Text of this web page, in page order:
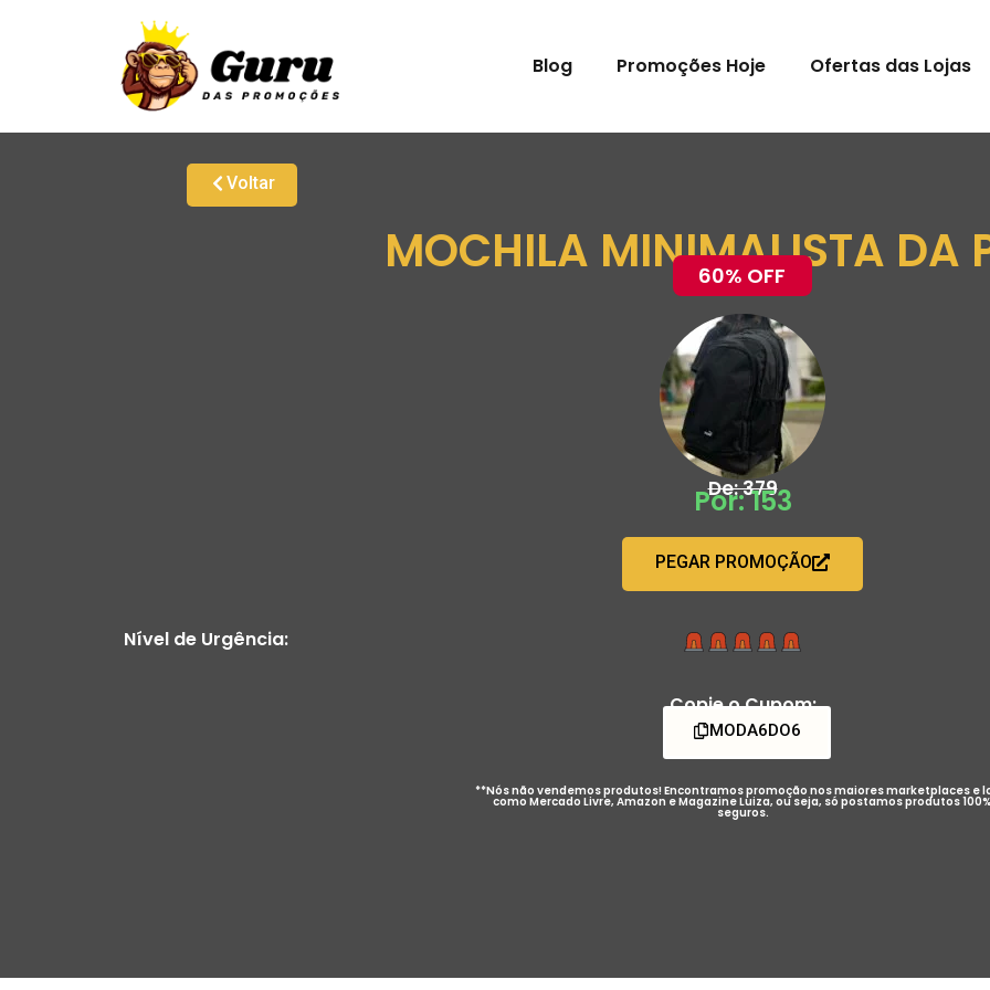
Blog Promoções Hoje Ofertas das Lojas
Voltar
MOCHILA MINIMALISTA DA
60% OFF
De: 379
Por: 153
PEGAR PROMOÇÃO
Nível de Urgência:
Copie o Cupom:
MODA6DO6
**Nós não vendemos produtos! Encontramos promoção nos maiores marketplaces e
como Mercado Livre, Amazon e Magazine Luiza, ou seja, só postamos produtos 100%
seguros.